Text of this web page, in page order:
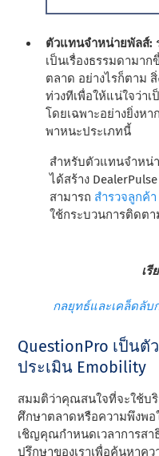
ตัวแทนจําหน่ายพัลส์:
เป็นเรื่องธรรมดามา
ตลาด อย่างไรก็ตาม
ท่วงทีเพื่อให้แน่ใจว่า
โดยเฉพาะอย่างยิ่งห
พาหนะประเภทนี้
สําหรับตัวแทนจําหน่
ได้สร้าง
สามารถ สํารวจลูกค้า
ใช้กระบวนการติดต
เรี
กลยุทธ์และเคล็ดลับ
QuestionPro เป็นตั
ประเมิน Emobility
สมมติว่าคุณสนใจที่จะใช้บริ
ศึกษาตลาดหรือความพึงพอ
เชิญคุณกําหนดเวลาการส
ปรึกษาของเราเพื่อค้นหาค